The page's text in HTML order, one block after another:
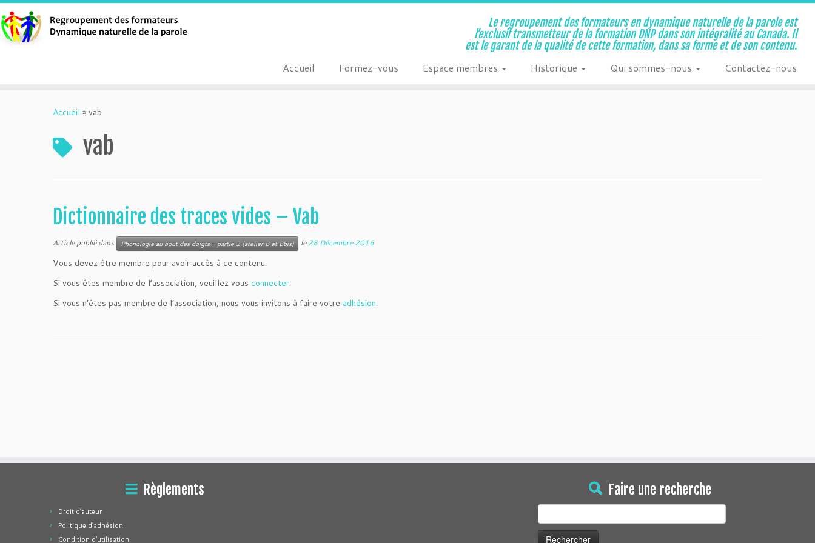
Le regroupement des formateurs en dynamique naturelle de la parole est
l’exclusif transmetteur de la formation DNP dans son intégralité au Canada. Il
est le garant de la qualité de cette formation, dans sa forme et de son contenu.
Accueil Formez-vous Espace membres Historique Qui sommes-nous Contactez-nous
Accueil » vab
vab
Dictionnaire des traces vides – Vab
Article publié dans Phonologie au bout des doigts – partie 2 (atelier B et Bbis) le28 Décembre 2016
Vous devez être membre pour avoir accès à ce contenu.
Si vous êtes membre de l’association, veuillez vous connecter.
Si vous n’êtes pas membre de l’association, nous vous invitons à faire votre adhésion.
Règlements
Droit d’auteur
Politique d’adhésion
Condition d’utilisation
Faire une recherche